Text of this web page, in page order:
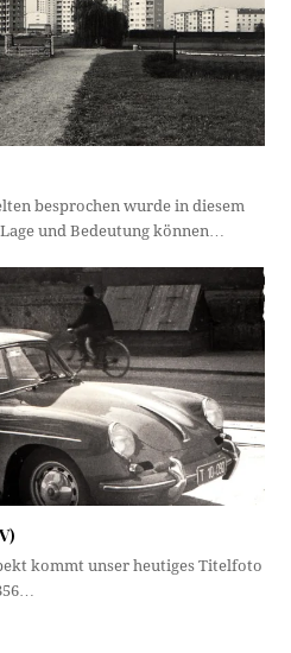
besprochen wurde in diesem
und Bedeutung können…
kommt unser heutiges Titelfoto